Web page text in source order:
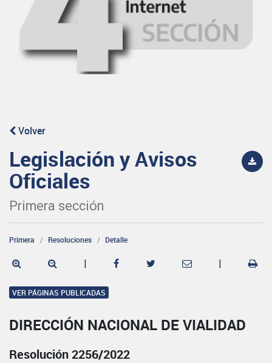
Volver
Legislación y Avisos
Oficiales
Primera sección
Primera Resoluciones Detalle
| |
VER PÁGINAS PUBLICADAS
DIRECCIÓN NACIONAL DE VIALIDAD
Resolución 2256/2022